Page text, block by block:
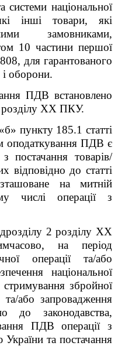
системи національної
інші товари, які
замовниками,
10 частини першої
для гарантованого
і оборони.
ПДВ встановлено
розділу XX ПКУ.
пункту 185.1 статті
оподаткування ПДВ є
постачання товарів/
відповідно до статті
на митній
числі операції з
2 розділу XX
на період
операції та/або
національної
стримування збройної
та/або запровадження
до законодавства,
ПДВ операції з
та постачання